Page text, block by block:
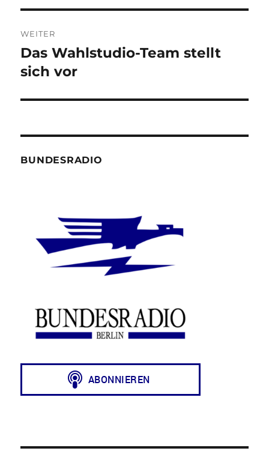
WEITER
Nächster
Beitrag:
Das Wahlstudio-Team stellt
sich vor
BUNDESRADIO